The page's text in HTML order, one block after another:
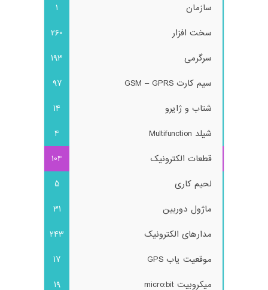
سازمان
1
سخت افزار
260
سرگرمی
193
سیم کارت GSM – GPRS
97
شتاب و ژایرو
14
شیلد Multifunction
4
قطعات الکترونیک
104
لحیم کاری
5
ماژول دوربین
31
مدارهای الکترونیک
243
موقعیت یاب GPS
17
میکروبیت micro:bit
19